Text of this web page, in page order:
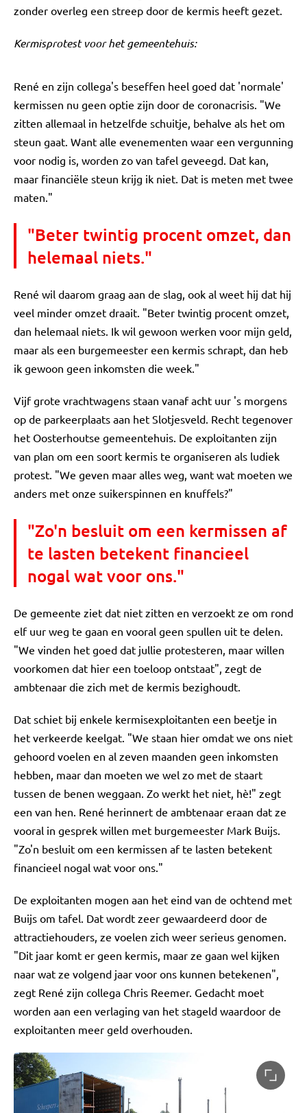
zonder overleg een streep door de kermis heeft gezet.
Kermisprotest voor het gemeentehuis:
René en zijn collega's beseffen heel goed dat 'normale'
kermissen nu geen optie zijn door de coronacrisis. "We
zitten allemaal in hetzelfde schuitje, behalve als het om
steun gaat. Want alle evenementen waar een vergunning
voor nodig is, worden zo van tafel geveegd. Dat kan,
maar financiële steun krijg ik niet. Dat is meten met twee
maten."
"Beter twintig procent omzet, dan
helemaal niets."
René wil daarom graag aan de slag, ook al weet hij dat hij
veel minder omzet draait. "Beter twintig procent omzet,
dan helemaal niets. Ik wil gewoon werken voor mijn geld,
maar als een burgemeester een kermis schrapt, dan heb
ik gewoon geen inkomsten die week."
Vijf grote vrachtwagens staan vanaf acht uur 's morgens
op de parkeerplaats aan het Slotjesveld. Recht tegenover
het Oosterhoutse gemeentehuis. De exploitanten zijn
van plan om een soort kermis te organiseren als ludiek
protest. "We geven maar alles weg, want wat moeten we
anders met onze suikerspinnen en knuffels?"
"Zo'n besluit om een kermissen af
te lasten betekent financieel
nogal wat voor ons."
De gemeente ziet dat niet zitten en verzoekt ze om rond
elf uur weg te gaan en vooral geen spullen uit te delen.
"We vinden het goed dat jullie protesteren, maar willen
voorkomen dat hier een toeloop ontstaat", zegt de
ambtenaar die zich met de kermis bezighoudt.
Dat schiet bij enkele kermisexploitanten een beetje in
het verkeerde keelgat. "We staan hier omdat we ons niet
gehoord voelen en al zeven maanden geen inkomsten
hebben, maar dan moeten we wel zo met de staart
tussen de benen weggaan. Zo werkt het niet, hè!" zegt
een van hen. René herinnert de ambtenaar eraan dat ze
vooral in gesprek willen met burgemeester Mark Buijs.
"Zo'n besluit om een kermissen af te lasten betekent
financieel nogal wat voor ons."
De exploitanten mogen aan het eind van de ochtend met
Buijs om tafel. Dat wordt zeer gewaardeerd door de
attractiehouders, ze voelen zich weer serieus genomen.
"Dit jaar komt er geen kermis, maar ze gaan wel kijken
naar wat ze volgend jaar voor ons kunnen betekenen",
zegt René zijn collega Chris Reemer. Gedacht moet
worden aan een verlaging van het stageld waardoor de
exploitanten meer geld overhouden.